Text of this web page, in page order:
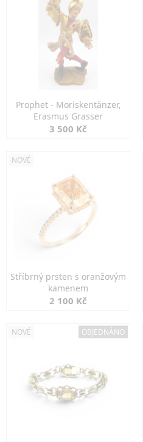
Prophet - Moriskentänzer,
Erasmus Grasser
3 500 Kč
NOVÉ
Stříbrný prsten s oranžovým
kamenem
2 100 Kč
NOVÉ OBJEDNÁNO